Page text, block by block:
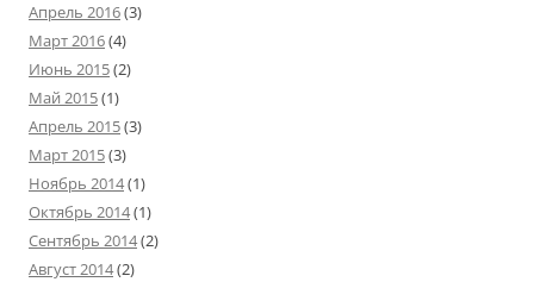
Апрель 2016(3)
Март 2016(4)
Июнь 2015(2)
Май 2015(1)
Апрель 2015(3)
Март 2015(3)
Ноябрь 2014(1)
Октябрь 2014(1)
Сентябрь 2014(2)
Август 2014(2)